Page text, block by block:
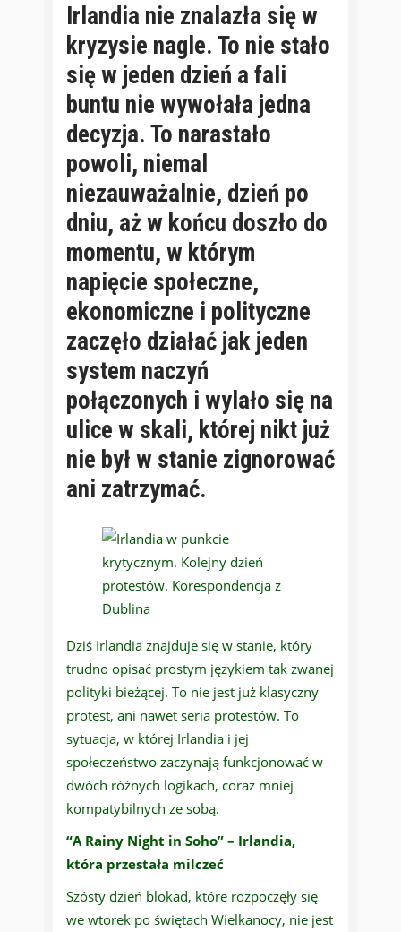
Irlandia nie znalazła się w
kryzysie nagle. To nie stało
się w jeden dzień a fali
buntu nie wywołała jedna
decyzja. To narastało
powoli, niemal
niezauważalnie, dzień po
dniu, aż w końcu doszło do
momentu, w którym
napięcie społeczne,
ekonomiczne i polityczne
zaczęło działać jak jeden
system naczyń
połączonych i wylało się na
ulice w skali, której nikt już
nie był w stanie zignorować
ani zatrzymać.
Dziś Irlandia znajduje się w stanie, który
trudno opisać prostym językiem tak zwanej
polityki bieżącej. To nie jest już klasyczny
protest, ani nawet seria protestów. To
sytuacja, w której Irlandia i jej
społeczeństwo zaczynają funkcjonować w
dwóch różnych logikach, coraz mniej
kompatybilnych ze sobą.
“A Rainy Night in Soho” – Irlandia,
która przestała milczeć
Szósty dzień blokad, które rozpoczęły się
we wtorek po świętach Wielkanocy, nie jest